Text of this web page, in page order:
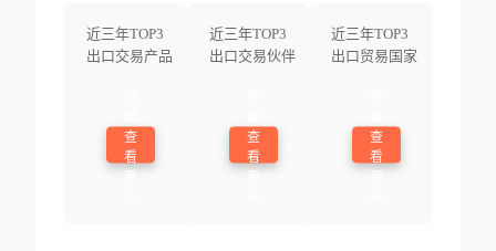
近三年TOP3
出口交易产品
查
看
近三年TOP3
出口交易伙伴
查
看
近三年TOP3
出口贸易国家
查
看